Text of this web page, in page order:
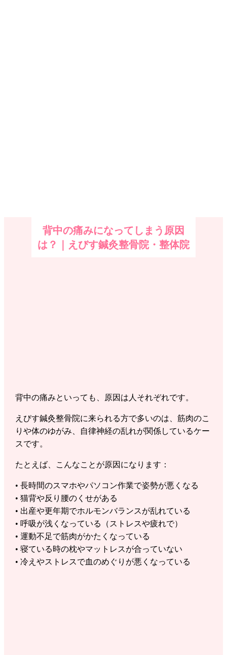
背中の痛みになってしまう原因
は？｜えびす鍼灸整骨院・整体院
背中の痛みといっても、原因は人それぞれです。
えびす鍼灸整骨院に来られる方で多いのは、筋肉のこ
りや体のゆがみ、自律神経の乱れが関係しているケー
スです。
たとえば、こんなことが原因になります：
• 長時間のスマホやパソコン作業で姿勢が悪くなる
• 猫背や反り腰のくせがある
• 出産や更年期でホルモンバランスが乱れている
• 呼吸が浅くなっている（ストレスや疲れで）
• 運動不足で筋肉がかたくなっている
• 寝ている時の枕やマットレスが合っていない
• 冷えやストレスで血のめぐりが悪くなっている